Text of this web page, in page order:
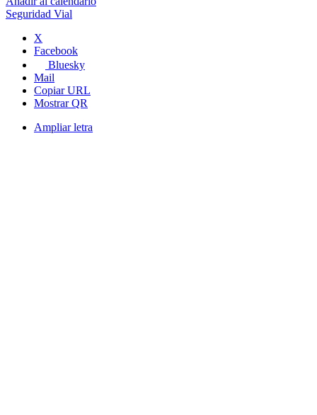
Seguridad Vial
X
Facebook
Bluesky
Mail
Copiar URL
Mostrar QR
Ampliar letra